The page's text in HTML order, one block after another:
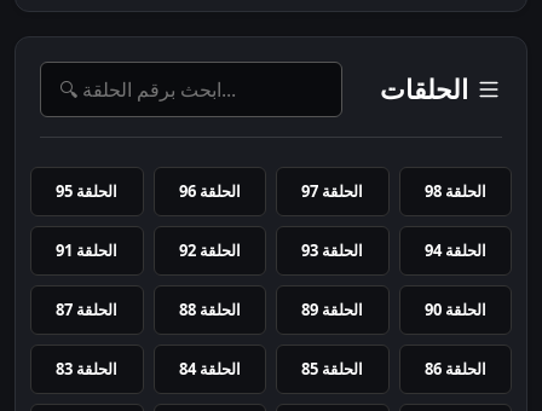
الحلقات
الحلقة 98 الحلقة 97 الحلقة 96 الحلقة 95
الحلقة 94 الحلقة 93 الحلقة 92 الحلقة 91
الحلقة 90 الحلقة 89 الحلقة 88 الحلقة 87
الحلقة 86 الحلقة 85 الحلقة 84 الحلقة 83